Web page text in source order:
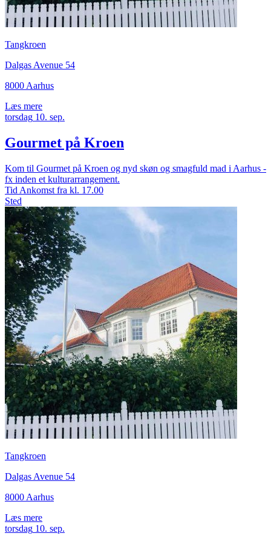
Tangkroen
Dalgas Avenue 54
8000 Aarhus
Læs mere
torsdag 10. sep.
Gourmet på Kroen
Kom til Gourmet på Kroen og nyd skøn og smagfuld mad i Aarhus -
fx inden et kulturarrangement.
Tid Ankomst fra kl. 17.00
Sted
Tangkroen
Dalgas Avenue 54
8000 Aarhus
Læs mere
torsdag 10. sep.